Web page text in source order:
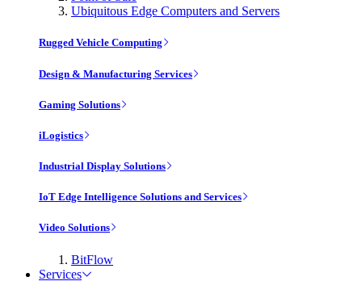
Ubiquitous Edge Computers and Servers
Rugged Vehicle Computing
Design & Manufacturing Services
Gaming Solutions
iLogistics
Industrial Display Solutions
IoT Edge Intelligence Solutions and Services
Video Solutions
BitFlow
Services